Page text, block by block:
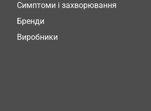
Симптоми і захворювання
Бренди
Виробники